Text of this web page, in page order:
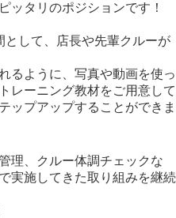
ッタリのポジションです！
として、店長や先輩クルーが
るように、写真や動画を使っ
レーニング教材をご用意して
ップアップすることができま
理、クルー体調チェックな
実施してきた取り組みを継続